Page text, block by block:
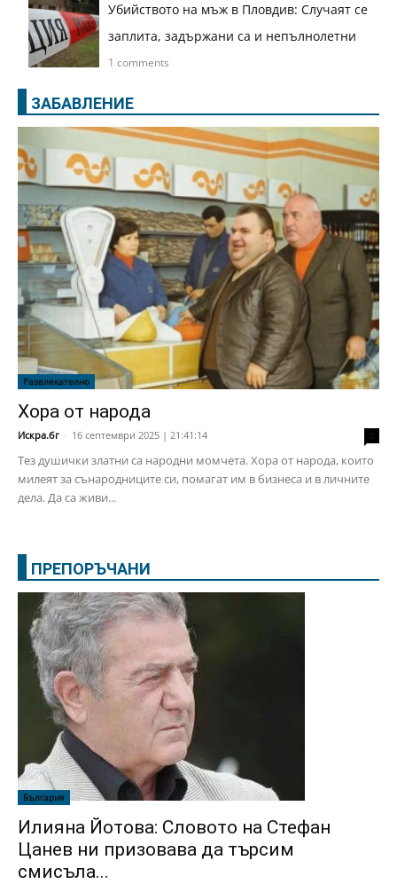
Убийството на мъж в Пловдив: Случаят се
заплита, задържани са и непълнолетни
1 comments
ЗАБАВЛЕНИЕ
Развлекателно
Хора от народа
Искра.бг - 16 септември 2025 | 21:41:14
Тез душички златни са народни момчета. Хора от народа, които
милеят за сънародниците си, помагат им в бизнеса и в личните
дела. Да са живи...
ПРЕПОРЪЧАНИ
България
Илияна Йотова: Словото на Стефан
Цанев ни призовава да търсим
смисъла...